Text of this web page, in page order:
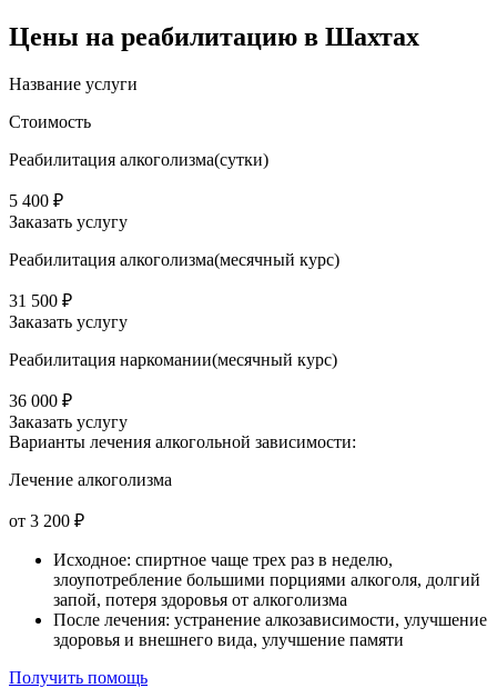
Цены на реабилитацию в Шахтах
Название услуги
Стоимость
Реабилитация алкоголизма(cутки)
5 400 ₽
Заказать услугу
Реабилитация алкоголизма(месячный курс)
31 500 ₽
Заказать услугу
Реабилитация наркомании(месячный курс)
36 000 ₽
Заказать услугу
Варианты лечения алкогольной зависимости:
Лечение алкоголизма
от 3 200 ₽
Исходное: спиртное чаще трех раз в неделю,
злоупотребление большими порциями алкоголя, долгий
запой, потеря здоровья от алкоголизма
После лечения: устранение алкозависимости, улучшение
здоровья и внешнего вида, улучшение памяти
Получить помощь